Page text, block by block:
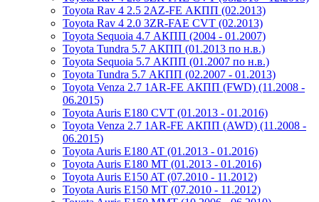
Toyota Rav 4 2.5 2AZ-FE АКПП (02.2013)
Toyota Rav 4 2.0 3ZR-FAE CVT (02.2013)
Toyota Sequoia 4.7 АКПП (2004 - 01.2007)
Toyota Tundra 5.7 АКПП (01.2013 по н.в.)
Toyota Sequoia 5.7 АКПП (01.2007 по н.в.)
Toyota Tundra 5.7 АКПП (02.2007 - 01.2013)
Toyota Venza 2.7 1AR-FE АКПП (FWD) (11.2008 -
06.2015)
Toyota Auris E180 CVT (01.2013 - 01.2016)
Toyota Venza 2.7 1AR-FE АКПП (AWD) (11.2008 -
06.2015)
Toyota Auris E180 AT (01.2013 - 01.2016)
Toyota Auris E180 MT (01.2013 - 01.2016)
Toyota Auris E150 AT (07.2010 - 11.2012)
Toyota Auris E150 MT (07.2010 - 11.2012)